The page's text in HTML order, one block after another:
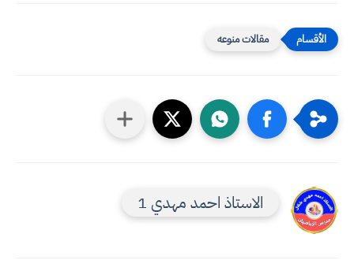
مقالات منوعه
الاستاذ احمد مهدي 1